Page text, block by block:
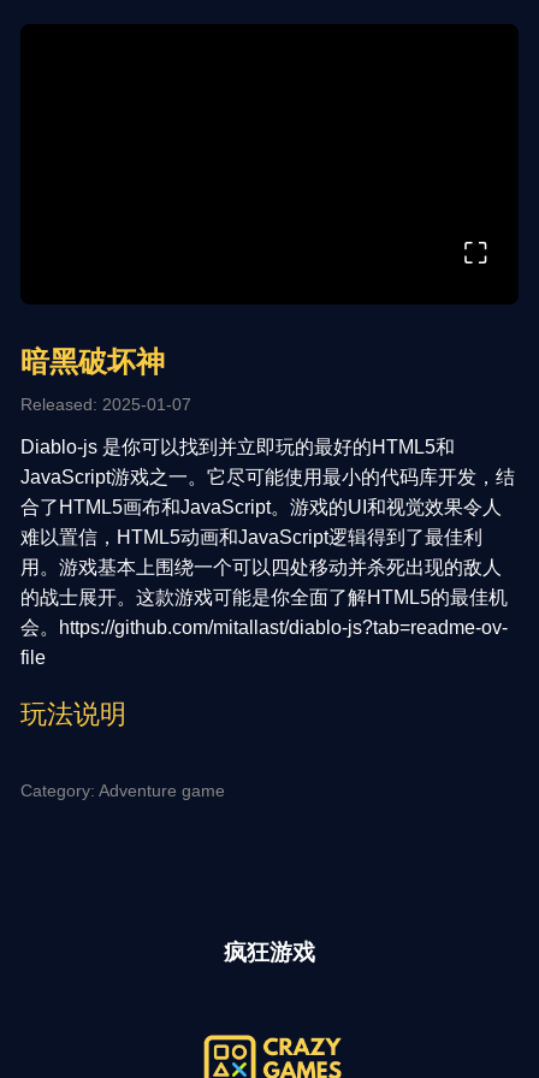
⛶
暗黑破坏神
Released: 2025-01-07
Diablo-js 是你可以找到并立即玩的最好的HTML5和
JavaScript游戏之一。它尽可能使用最小的代码库开发，结
合了HTML5画布和JavaScript。游戏的UI和视觉效果令人
难以置信，HTML5动画和JavaScript逻辑得到了最佳利
用。游戏基本上围绕一个可以四处移动并杀死出现的敌人
的战士展开。这款游戏可能是你全面了解HTML5的最佳机
会。https://github.com/mitallast/diablo-js?tab=readme-ov-
file
玩法说明
Category: Adventure game
疯狂游戏